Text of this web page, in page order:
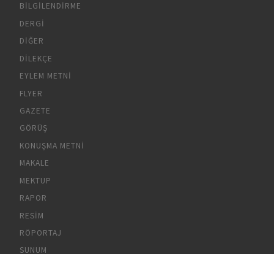
BILGILENDIRME
DERGI
DIĞER
DILEKÇE
EYLEM METNI
FLYER
GAZETE
GÖRÜŞ
KONUŞMA METNI
MAKALE
MEKTUP
RAPOR
RESIM
RÖPORTAJ
SUNUM